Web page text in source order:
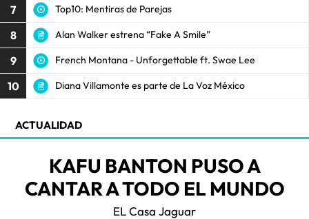
7 Top10: Mentiras de Parejas
8 Alan Walker estrena “Fake A Smile”
9 French Montana - Unforgettable ft. Swae Lee
10 Diana Villamonte es parte de La Voz México
ACTUALIDAD
KAFU BANTON PUSO A
CANTAR A TODO EL MUNDO
EL Casa Jaguar